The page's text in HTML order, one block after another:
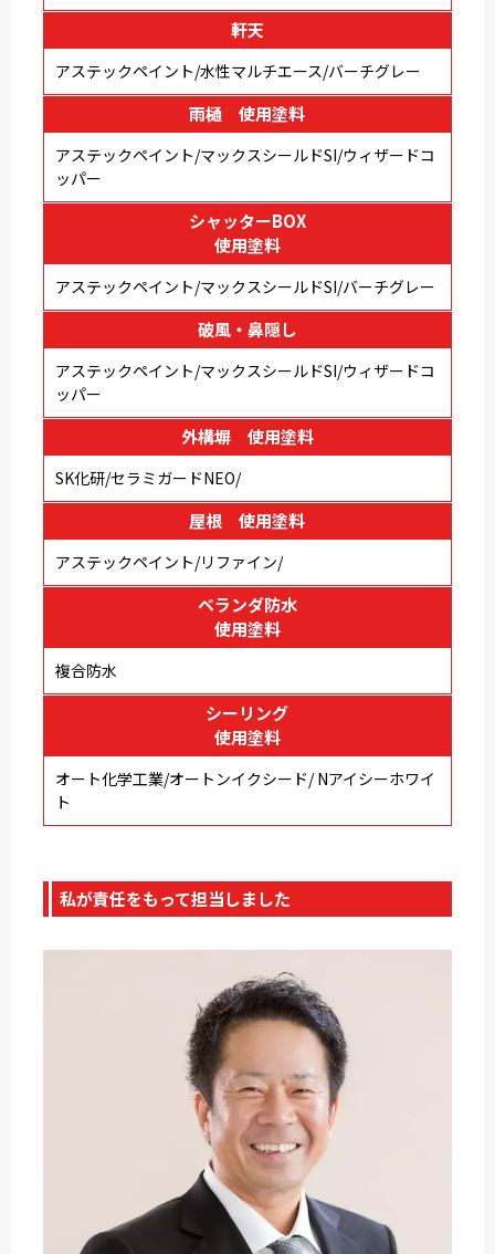
軒天
アステックペイント/水性マルチエース/バーチグレー
雨樋 使用塗料
アステックペイント/マックスシールドSI/ウィザードコ
ッパー
シャッターBOX
使用塗料
アステックペイント/マックスシールドSI/バーチグレー
破風・鼻隠し
アステックペイント/マックスシールドSI/ウィザードコ
ッパー
外構塀 使用塗料
SK化研/セラミガードNEO/
屋根 使用塗料
アステックペイント/リファイン/
ベランダ防水
使用塗料
複合防水
シーリング
使用塗料
オート化学工業/オートンイクシード/ Nアイシーホワイ
ト
私が責任をもって担当しました